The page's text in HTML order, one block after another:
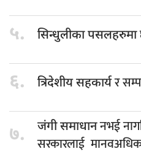
५. सिन्धुलीका पसलहरुमा
६. त्रिदेशीय सहकार्यर
७. जंगी समाधाननभई
सरकारलाई